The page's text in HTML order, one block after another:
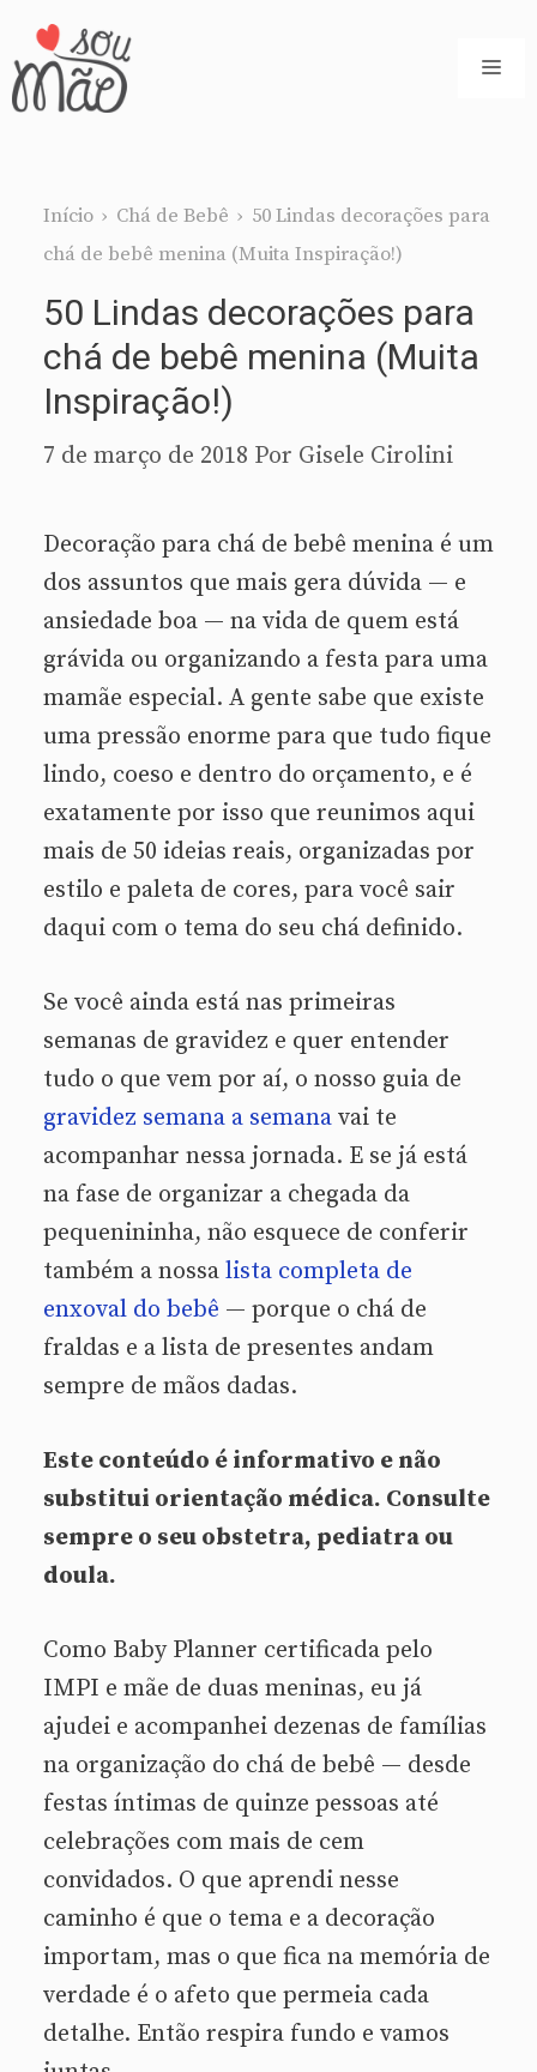
Pular
para
Início › Chá de Bebê › 50 Lindas decorações para
chá de bebê menina (Muita Inspiração!)
50 Lindas decorações para
chá de bebê menina (Muita
Inspiração!)
7 de março de 2018 Por Gisele Cirolini
Decoração para chá de bebê menina é um
dos assuntos que mais gera dúvida — e
ansiedade boa — na vida de quem está
grávida ou organizando a festa para uma
mamãe especial. A gente sabe que existe
uma pressão enorme para que tudo fique
lindo, coeso e dentro do orçamento, e é
exatamente por isso que reunimos aqui
mais de 50 ideias reais, organizadas por
estilo e paleta de cores, para você sair
daqui com o tema do seu chá definido.
Se você ainda está nas primeiras
semanas de gravidez e quer entender
tudo o que vem por aí, o nosso guia de
gravidez semana a semana vai te
acompanhar nessa jornada. E se já está
na fase de organizar a chegada da
pequenininha, não esquece de conferir
também a nossa lista completa de
enxoval do bebê — porque o chá de
fraldas e a lista de presentes andam
sempre de mãos dadas.
Este conteúdo é informativo e não
substitui orientação médica. Consulte
sempre o seu obstetra, pediatra ou
doula.
Como Baby Planner certificada pelo
IMPI e mãe de duas meninas, eu já
ajudei e acompanhei dezenas de famílias
na organização do chá de bebê — desde
festas íntimas de quinze pessoas até
celebrações com mais de cem
convidados. O que aprendi nesse
caminho é que o tema e a decoração
importam, mas o que fica na memória de
verdade é o afeto que permeia cada
detalhe. Então respira fundo e vamos